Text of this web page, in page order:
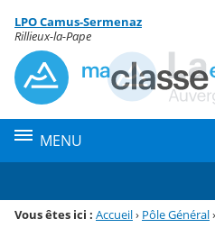
Menu de la rubrique
Contenu
LPO Camus-Sermenaz
Rillieux-la-Pape
MENU
Vous êtes ici : Accueil› Pôle Général›